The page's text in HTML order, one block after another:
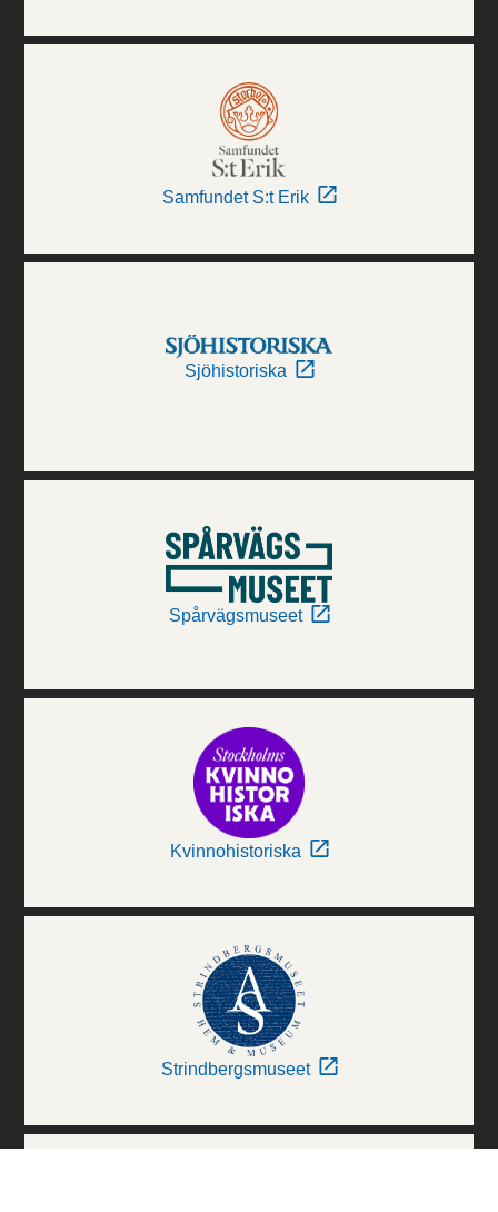
Samfundet S:t Erik
Sjöhistoriska
Spårvägsmuseet
Kvinnohistoriska
Strindbergsmuseet